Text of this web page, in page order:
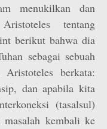
menukilkan dan
tentang
berikut bahwa dia
sebagai sebuah
berkata:
dan apabila kita
(tasalsul)
masalah kembali ke